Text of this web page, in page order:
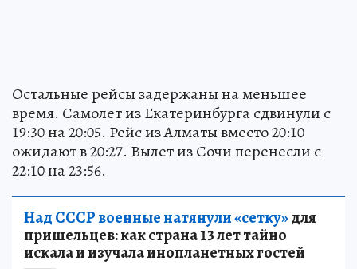
Остальные рейсы задержаны на меньшее
время. Самолет из Екатеринбурга сдвинули с
19:30 на 20:05. Рейс из Алматы вместо 20:10
ожидают в 20:27. Вылет из Сочи перенесли с
22:10 на 23:56.
Над СССР военные натянули «сетку»для
пришельцев: как страна 13 лет тайно
искала и изучала инопланетных гостей